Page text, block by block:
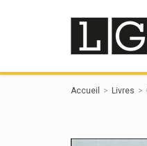
Accueil Livres